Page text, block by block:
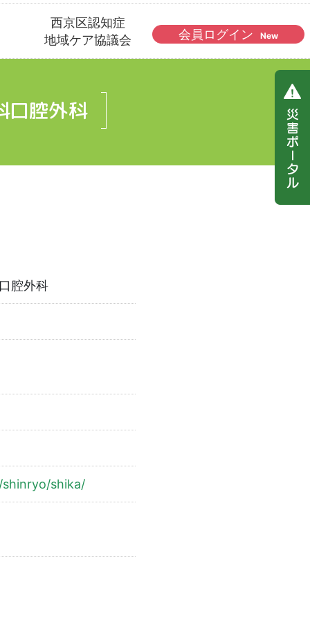
西京区認知症
地域ケア協議会
会員ログイン New
腔外科
腔外科
shika/